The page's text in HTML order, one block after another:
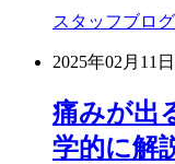
スタッフブログ
2025年02月11日
痛みが出
学的に解